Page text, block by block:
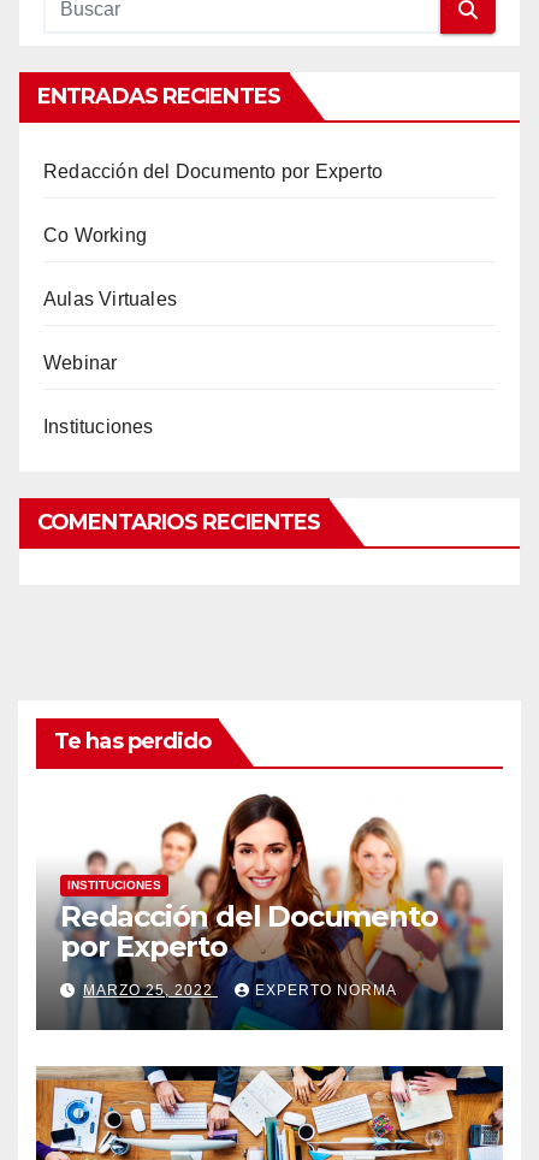
ENTRADAS RECIENTES
Redacción del Documento por Experto
Co Working
Aulas Virtuales
Webinar
Instituciones
COMENTARIOS RECIENTES
Te has perdido
INSTITUCIONES
Redacción del Documento
por Experto
MARZO 25, 2022 EXPERTO NORMA